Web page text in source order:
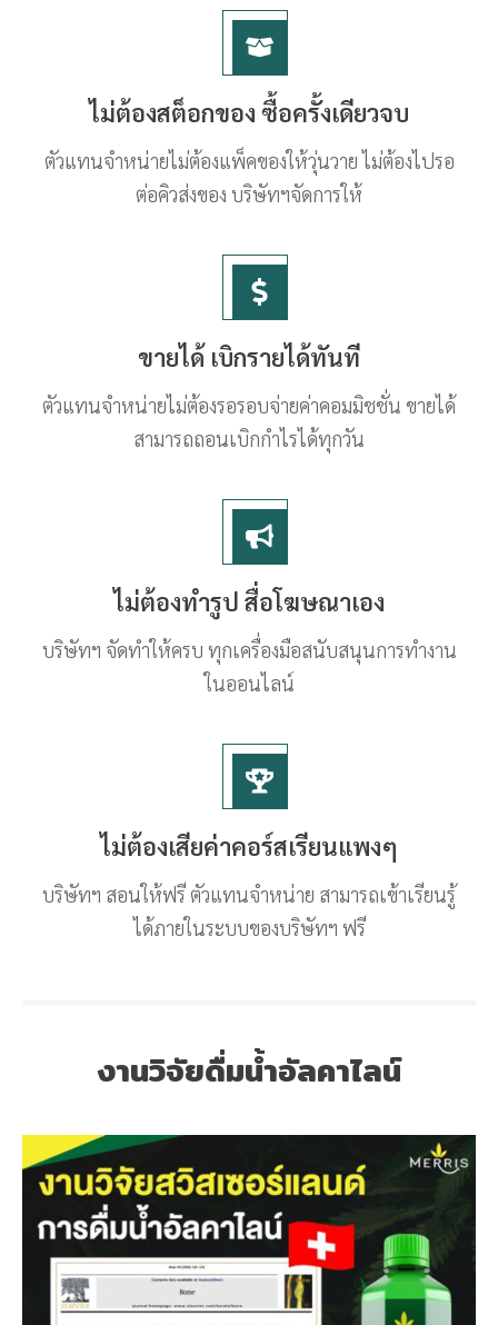
ไม่ต้องสต็อกของ ซื้อครั้งเดียวจบ
ตัวแทนจำหน่ายไม่ต้องแพ็คของให้วุ่นวาย ไม่ต้องไปรอ
ต่อคิวส่งของ บริษัทฯจัดการให้
ขายได้ เบิกรายได้ทันที
ตัวแทนจำหน่ายไม่ต้องรอรอบจ่ายค่าคอมมิชชั่น ขายได้
สามารถถอนเบิกกำไรได้ทุกวัน
ไม่ต้องทำรูป สื่อโฆษณาเอง
บริษัทฯ จัดทำให้ครบ ทุกเครื่องมือสนับสนุนการทำงาน
ในออนไลน์
ไม่ต้องเสียค่าคอร์สเรียนแพงๆ
บริษัทฯ สอนให้ฟรี ตัวแทนจำหน่าย สามารถเข้าเรียนรู้
ได้ภายในระบบของบริษัทฯ ฟรี
งานวิจัยดื่มน้ำอัลคาไลน์